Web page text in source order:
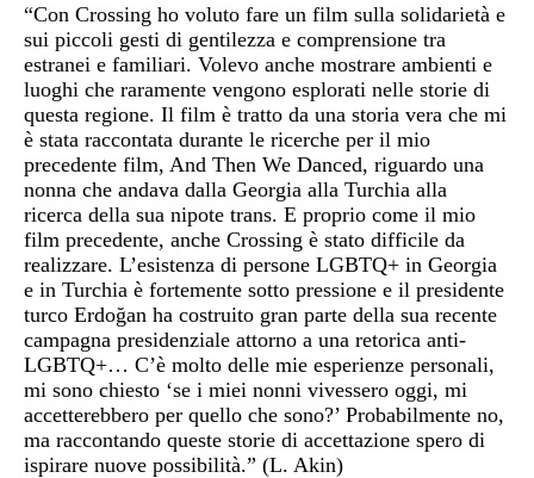
“Con Crossing ho voluto fare un film sulla solidarietà e
sui piccoli gesti di gentilezza e comprensione tra
estranei e familiari. Volevo anche mostrare ambienti e
luoghi che raramente vengono esplorati nelle storie di
questa regione. Il film è tratto da una storia vera che mi
è stata raccontata durante le ricerche per il mio
precedente film, And Then We Danced, riguardo una
nonna che andava dalla Georgia alla Turchia alla
ricerca della sua nipote trans. E proprio come il mio
film precedente, anche Crossing è stato difficile da
realizzare. L’esistenza di persone LGBTQ+ in Georgia
e in Turchia è fortemente sotto pressione e il presidente
turco Erdoğan ha costruito gran parte della sua recente
campagna presidenziale attorno a una retorica anti-
LGBTQ+… C’è molto delle mie esperienze personali,
mi sono chiesto ‘se i miei nonni vivessero oggi, mi
accetterebbero per quello che sono?’ Probabilmente no,
ma raccontando queste storie di accettazione spero di
ispirare nuove possibilità.” (L. Akin)